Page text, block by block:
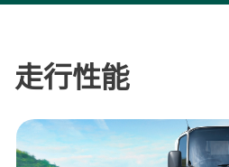
走行性能